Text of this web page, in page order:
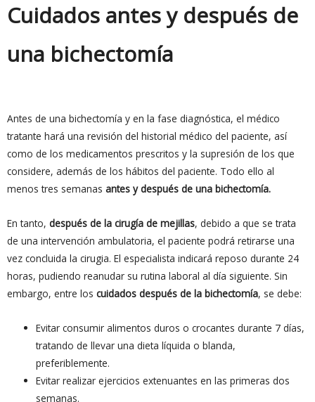
Cuidados antes y después de
una bichectomía
Antes de una bichectomía y en la fase diagnóstica, el médico
tratante hará una revisión del historial médico del paciente, así
como de los medicamentos prescritos y la supresión de los que
considere, además de los hábitos del paciente. Todo ello al
menos tres semanas antes y después de una bichectomía.
En tanto, después de la cirugía de mejillas, debido a que se trata
de una intervención ambulatoria, el paciente podrá retirarse una
vez concluida la cirugia. El especialista indicará reposo durante 24
horas, pudiendo reanudar su rutina laboral al día siguiente. Sin
embargo, entre los cuidados después de la bichectomía, se debe:
Evitar consumir alimentos duros o crocantes durante 7 días,
tratando de llevar una dieta líquida o blanda,
preferiblemente.
Evitar realizar ejercicios extenuantes en las primeras dos
semanas.